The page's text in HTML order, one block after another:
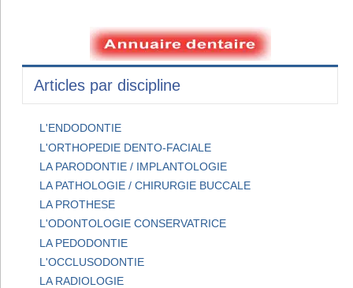
Articles par discipline
L'ENDODONTIE
L'ORTHOPEDIE DENTO-FACIALE
LA PARODONTIE / IMPLANTOLOGIE
LA PATHOLOGIE / CHIRURGIE BUCCALE
LA PROTHESE
L'ODONTOLOGIE CONSERVATRICE
LA PEDODONTIE
L'OCCLUSODONTIE
LA RADIOLOGIE